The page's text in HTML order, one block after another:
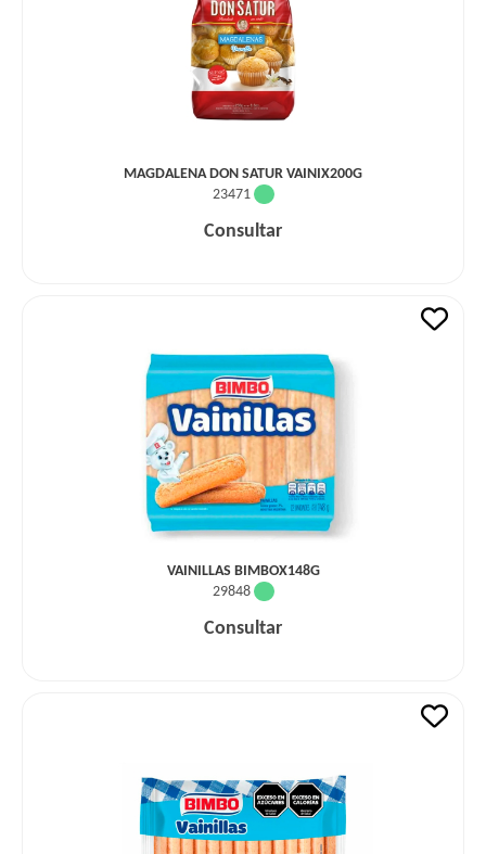
MAGDALENA DON SATUR VAINIX200G
23471
Consultar
VAINILLAS BIMBOX148G
29848
Consultar